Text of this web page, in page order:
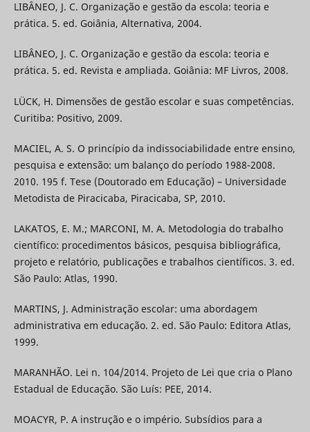
LIBÂNEO, J. C. Organização e gestão da escola: teoria e
prática. 5. ed. Goiânia, Alternativa, 2004.
LIBÂNEO, J. C. Organização e gestão da escola: teoria e
prática. 5. ed. Revista e ampliada. Goiânia: MF Livros, 2008.
LÜCK, H. Dimensões de gestão escolar e suas competências.
Curitiba: Positivo, 2009.
MACIEL, A. S. O princípio da indissociabilidade entre ensino,
pesquisa e extensão: um balanço do período 1988-2008.
2010. 195 f. Tese (Doutorado em Educação) – Universidade
Metodista de Piracicaba, Piracicaba, SP, 2010.
LAKATOS, E. M.; MARCONI, M. A. Metodologia do trabalho
científico: procedimentos básicos, pesquisa bibliográfica,
projeto e relatório, publicações e trabalhos científicos. 3. ed.
São Paulo: Atlas, 1990.
MARTINS, J. Administração escolar: uma abordagem
administrativa em educação. 2. ed. São Paulo: Editora Atlas,
1999.
MARANHÃO. Lei n. 104/2014. Projeto de Lei que cria o Plano
Estadual de Educação. São Luís: PEE, 2014.
MOACYR, P. A instrução e o império. Subsídios para a